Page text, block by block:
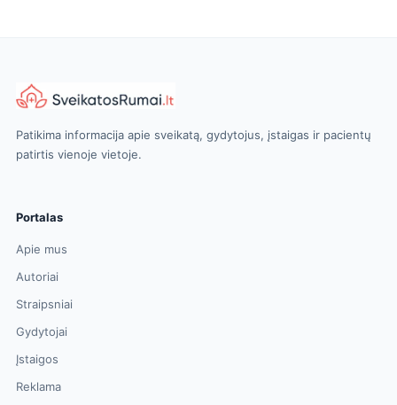
Patikima informacija apie sveikatą, gydytojus, įstaigas ir pacientų
patirtis vienoje vietoje.
Portalas
Apie mus
Autoriai
Straipsniai
Gydytojai
Įstaigos
Reklama